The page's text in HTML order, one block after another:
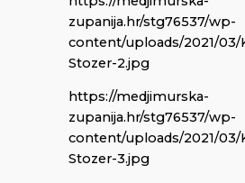
zupanija.hr/stg76537/wp-
content/uploads/2021/03/
Stozer-2.jpg
https://medjimurska-
zupanija.hr/stg76537/wp-
content/uploads/2021/03/
Stozer-3.jpg